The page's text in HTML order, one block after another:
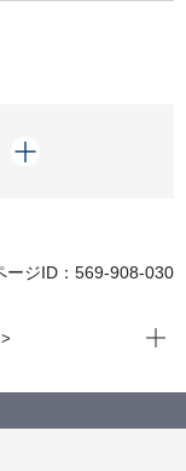
ージID：569-908-030
事業計画
現在